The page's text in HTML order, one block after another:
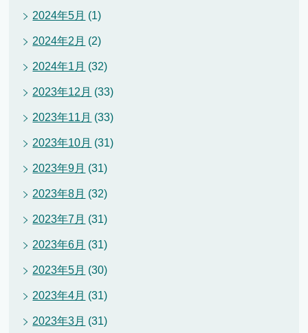
2024年5月 (1)
2024年2月 (2)
2024年1月 (32)
2023年12月 (33)
2023年11月 (33)
2023年10月 (31)
2023年9月 (31)
2023年8月 (32)
2023年7月 (31)
2023年6月 (31)
2023年5月 (30)
2023年4月 (31)
2023年3月 (31)